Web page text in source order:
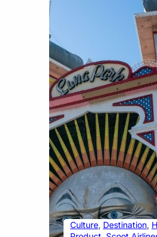
Culture, Destination,